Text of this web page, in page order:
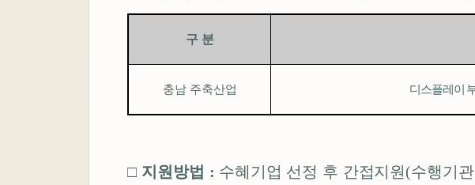
구 분
충남 주축산업 디스플레이
□ 지원방법 : 수혜기업 선정 후 간접지원 (수행기관